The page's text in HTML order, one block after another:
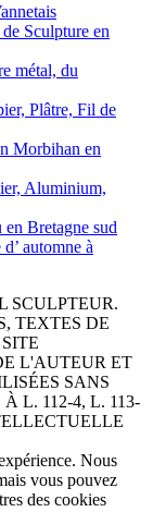
Sculpture en
métal, du
Plâtre, Fil de
Morbihan en
Aluminium,
Bretagne sud
automne à
SCULPTEUR.
TEXTES DE
L'AUTEUR ET
SANS
L. 112-4, L. 113-
Nous
vous pouvez
des cookies